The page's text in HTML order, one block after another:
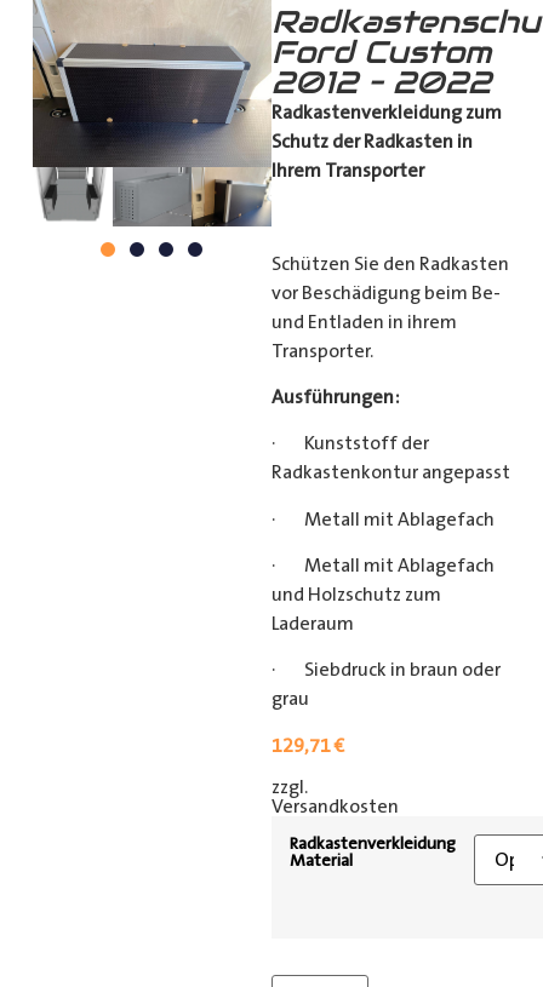
Ford Custom
2012 – 2022
Radkastenverkleidung zum
Schutz der Radkasten in
Ihrem Transporter
Schützen Sie den Radkasten
vor Beschädigung beim Be-
und Entladen in ihrem
Transporter.
Ausführungen:
· Kunststoff der
Radkastenkontur angepasst
· Metall mit Ablagefach
· Metall mit Ablagefach
und Holzschutz zum
Laderaum
· Siebdruck in braun oder
grau
129,71€
zzgl.
Versandkosten
Radkastenverkleidung
Material